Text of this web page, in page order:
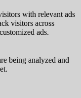
with relevant ads
visitors across
ads.
being analyzed and